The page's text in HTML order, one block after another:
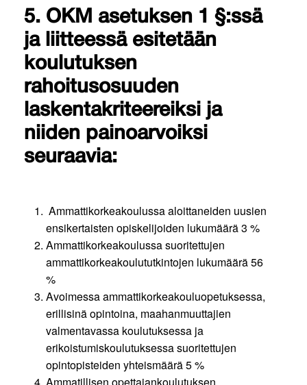
5. OKM asetuksen 1 §:ssä
ja liitteessä esitetään
koulutuksen
rahoitusosuuden
laskentakriteereiksi ja
niiden painoarvoiksi
seuraavia:
Ammattikorkeakoulussa aloittaneiden uusien
ensikertaisten opiskelijoiden lukumäärä 3 %
Ammattikorkeakoulussa suoritettujen
ammattikorkeakoulututkintojen lukumäärä 56
%
Avoimessa ammattikorkeakouluopetuksessa,
erillisinä opintoina, maahanmuuttajien
valmentavassa koulutuksessa ja
erikoistumiskoulutuksessa suoritettujen
opintopisteiden yhteismäärä 5 %